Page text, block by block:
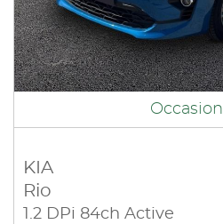
Occasion
KIA
Rio
1.2 DPi 84ch Active